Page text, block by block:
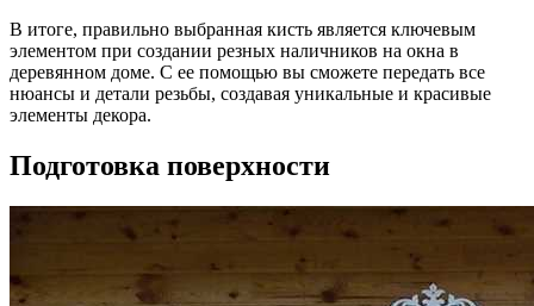
В итоге, правильно выбранная кисть является ключевым
элементом при создании резных наличников на окна в
деревянном доме. С ее помощью вы сможете передать все
нюансы и детали резьбы, создавая уникальные и красивые
элементы декора.
Подготовка поверхности